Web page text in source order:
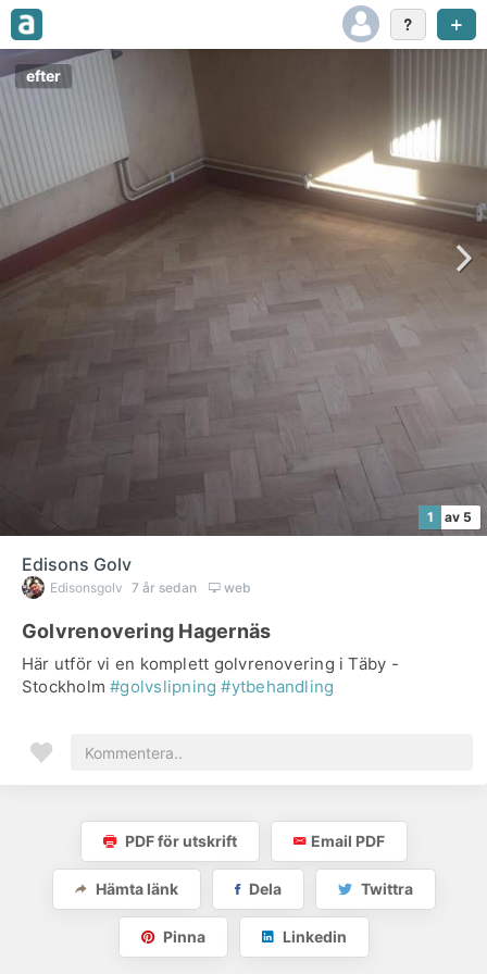
efter
1 av 5
Edisons Golv
Edisonsgolv 7 år sedan web
Golvrenovering Hagernäs
Här utför vi en komplett golvrenovering i Täby -
Stockholm#golvslipning #ytbehandling
PDF för utskrift Email PDF
Hämta länk Dela Twittra
Pinna Linkedin